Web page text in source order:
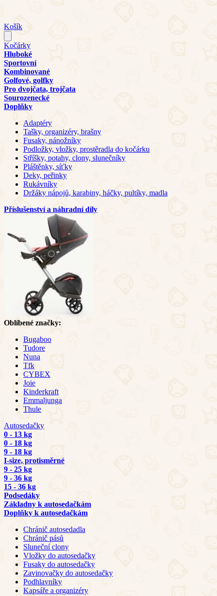
Košík
Kočárky
Hluboké
Sportovní
Kombinované
Golfové, golfky
Pro dvojčata, trojčata
Sourozenecké
Doplňky
Adaptéry
Tašky, organizéry, brašny
Fusaky, nánožníky
Podložky, vložky, prostěradla do kočárku
Stříšky, potahy, clony, slunečníky
Pláštěnky, síťky
Deky, peřinky
Rukávníky
Držáky nápojů, karabiny, háčky, pultíky, madla
Příslušenství a náhradní díly
Oblíbené značky:
Bugaboo
Tudore
Nuna
Tfk
CYBEX
Joie
Kinderkraft
Emmaljunga
Thule
Autosedačky
0 - 13 kg
0 - 18 kg
9 - 18 kg
I-size, protisměrné
9 - 25 kg
9 - 36 kg
15 - 36 kg
Podsedáky
Základny k autosedačkám
Doplňky k autosedačkám
Chránič autosedadla
Chránič pásů
Sluneční clony
Vložky do autosedačky
Fusaky do autosedačky
Zavinovačky do autosedačky
Podhlavníky
Kapsáře a organizéry